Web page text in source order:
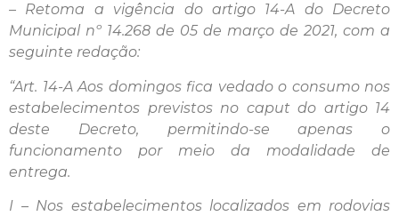
– Retoma a vigência do artigo 14-A do Decreto
Municipal nº 14.268 de 05 de março de 2021, com a
seguinte redação:
“Art. 14-A Aos domingos fica vedado o consumo nos
estabelecimentos previstos no caput do artigo 14
deste Decreto, permitindo-se apenas o
funcionamento por meio da modalidade de
entrega.
I – Nos estabelecimentos localizados em rodovias